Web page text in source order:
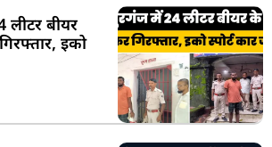
लीटर बीयर
इको